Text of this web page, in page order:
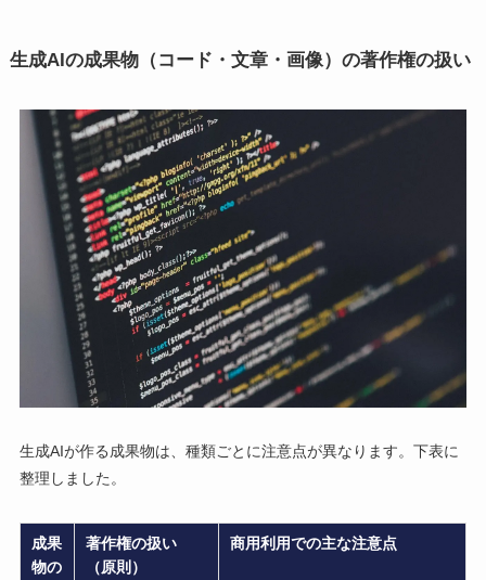
生成AIの成果物（コード・文章・画像）の著作権の扱い
生成AIが作る成果物は、種類ごとに注意点が異なります。下表に
整理しました。
成果
物の
著作権の扱い
（原則）
商用利用での主な注意点